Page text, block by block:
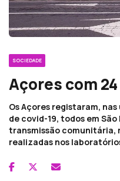
SOCIEDADE
Açores com
Os Açores registaram,
de covid-19, todos em
transmissão comunitária,
realizadas nos